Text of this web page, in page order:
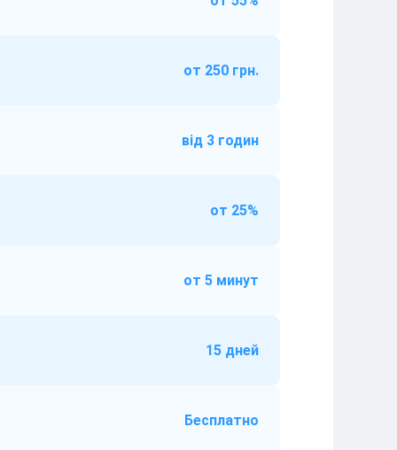
от 250 грн.
від 3 годин
от 25%
от 5 минут
15 дней
Бесплатно